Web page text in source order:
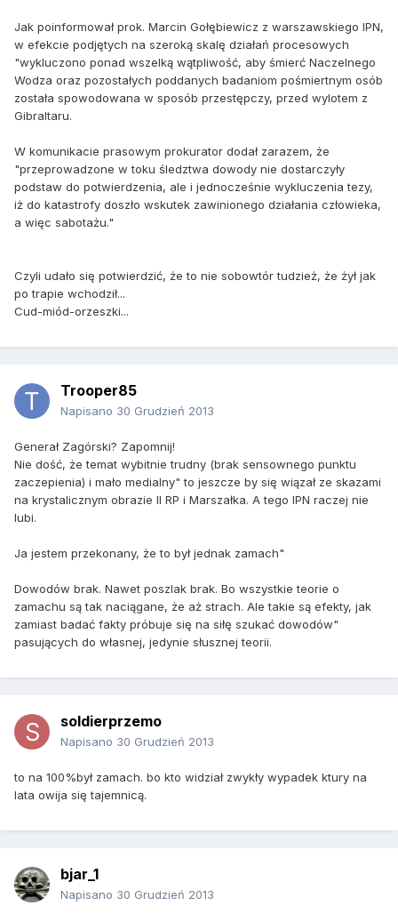
Jak poinformował prok. Marcin Gołębiewicz z warszawskiego IPN,
w efekcie podjętych na szeroką skalę działań procesowych
"wykluczono ponad wszelką wątpliwość, aby śmierć Naczelnego
Wodza oraz pozostałych poddanych badaniom pośmiertnym osób
została spowodowana w sposób przestępczy, przed wylotem z
Gibraltaru.
W komunikacie prasowym prokurator dodał zarazem, że
"przeprowadzone w toku śledztwa dowody nie dostarczyły
podstaw do potwierdzenia, ale i jednocześnie wykluczenia tezy,
iż do katastrofy doszło wskutek zawinionego działania człowieka,
a więc sabotażu."
Czyli udało się potwierdzić, że to nie sobowtór tudzież, że żył jak
po trapie wchodził...
Cud-miód-orzeszki...
Trooper85
Napisano 30 Grudzień 2013
Generał Zagórski? Zapomnij!
Nie dość, że temat wybitnie trudny (brak sensownego punktu
zaczepienia) i mało medialny" to jeszcze by się wiązał ze skazami
na krystalicznym obrazie II RP i Marszałka. A tego IPN raczej nie
lubi.
Ja jestem przekonany, że to był jednak zamach"
Dowodów brak. Nawet poszlak brak. Bo wszystkie teorie o
zamachu są tak naciągane, że aż strach. Ale takie są efekty, jak
zamiast badać fakty próbuje się na siłę szukać dowodów"
pasujących do własnej, jedynie słusznej teorii.
soldierprzemo
Napisano 30 Grudzień 2013
to na 100%był zamach. bo kto widział zwykły wypadek ktury na
lata owija się tajemnicą.
bjar_1
Napisano 30 Grudzień 2013